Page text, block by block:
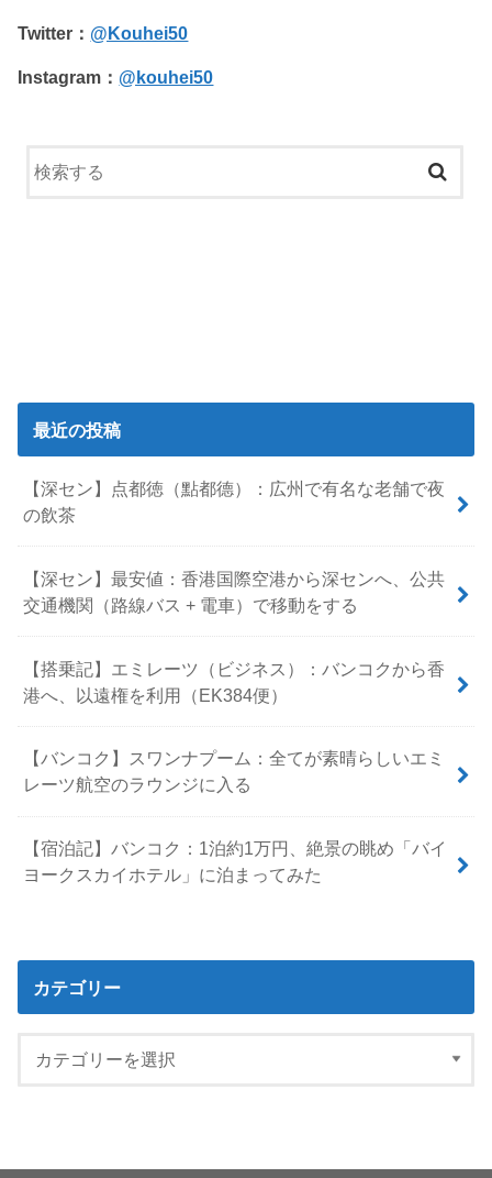
Twitter： @Kouhei50
Instagram： @kouhei50
最近の投稿
【深セン】点都徳（點都德）：広州で有名な老舗で夜
の飲茶
【深セン】最安値：香港国際空港から深センへ、公共
交通機関（路線バス + 電車）で移動をする
【搭乗記】エミレーツ（ビジネス）：バンコクから香
港へ、以遠権を利用（EK384便）
【バンコク】スワンナプーム：全てが素晴らしいエミ
レーツ航空のラウンジに入る
【宿泊記】バンコク：1泊約1万円、絶景の眺め「バイ
ヨークスカイホテル」に泊まってみた
カテゴリー